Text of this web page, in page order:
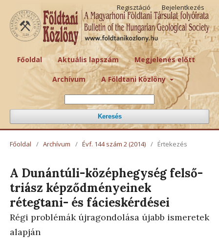
Főoldal Aktuális lapszám Megjelenés előtt
Archívum A Földtani Közlöny
Keresés
Regisztáció Bejelentkezés
Főoldal / Archívum / Évf. 144 szám 2 (2014) / Értekezés
A Dunántúli-középhegység felső-
triász képződményeinek
rétegtani- és fácieskérdései
Régi problémák újragondolása újabb ismeretek
alapján